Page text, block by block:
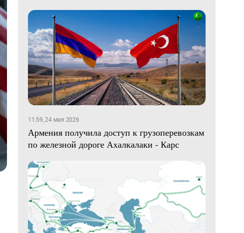
11:59, 24 мая 2026
Армения получила доступ к грузоперевозкам
по железной дороге Ахалкалаки - Карс